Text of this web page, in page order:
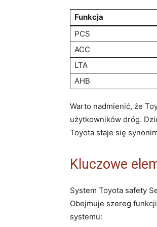
Funkcja
PCS
ACC
LTA
AHB
Warto nadmienić, że
użytkowników dróg.
Toyota staje się
Kluczowe
System Toyota safety
Obejmuje szereg
systemu: